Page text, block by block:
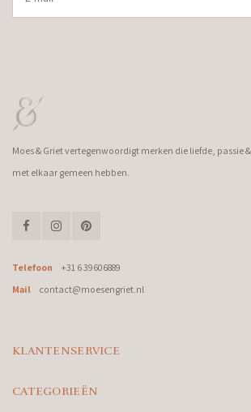
Moes & Griet vertegenwoordigt merken die liefde, passie
met elkaar gemeen hebben.
Telefoon
+31 6 39606889
Mail
contact@moesengriet.nl
KLANTENSERVICE
CATEGORIEËN